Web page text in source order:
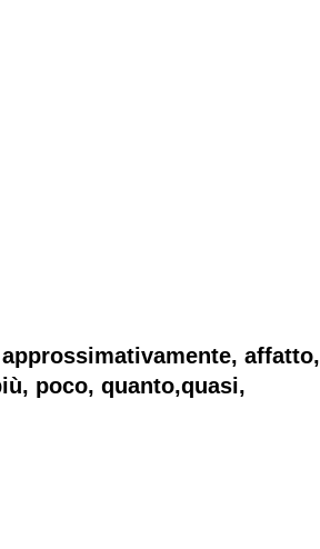
affatto,
poco, quanto,quasi,